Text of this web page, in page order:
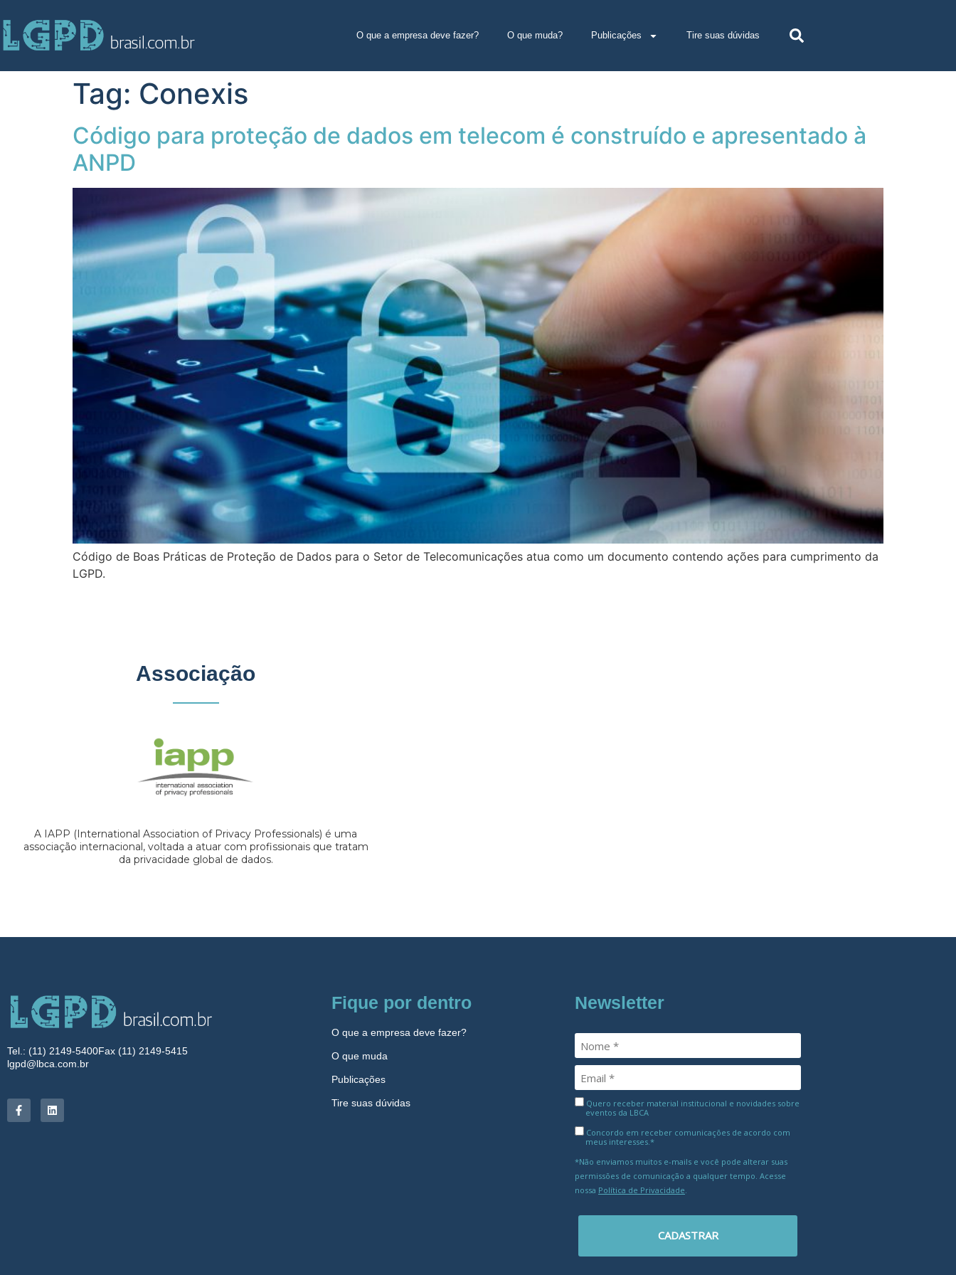
O que a empresa deve fazer? O que muda? Publicações Tire suas dúvidas
Tag: Conexis
Código para proteção de dados em telecom é construído e apresentado à
ANPD
Código de Boas Práticas de Proteção de Dados para o Setor de Telecomunicações atua como um documento contendo ações para cumprimento da
LGPD.
Associação
A IAPP (International Association of Privacy Professionals) é uma
associação internacional, voltada a atuar com profissionais que tratam
da privacidade global de dados.
Tel.: (11) 2149-5400Fax (11) 2149-5415
lgpd@lbca.com.br
Fique por dentro
O que a empresa deve fazer?
O que muda
Publicações
Tire suas dúvidas
Newsletter
Quero receber material institucional e novidades sobre
eventos da LBCA
Concordo em receber comunicações de acordo com
meus interesses.*
*Não enviamos muitos e-mails e você pode alterar suas
permissões de comunicação a qualquer tempo. Acesse
nossa Política de Privacidade
CADASTRAR